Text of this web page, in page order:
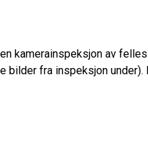
kamerainspeksjon av
fra inspeksjon